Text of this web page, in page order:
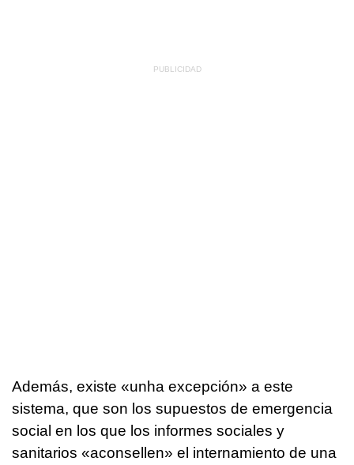
Además, existe «unha excepción» a este
sistema, que son los supuestos de emergencia
social en los que los informes sociales y
sanitarios «aconsellen» el internamiento de una